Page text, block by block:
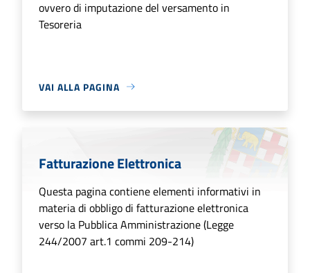
ovvero di imputazione del versamento in
Tesoreria
VAI ALLA PAGINA
Fatturazione Elettronica
Questa pagina contiene elementi informativi in
materia di obbligo di fatturazione elettronica
verso la Pubblica Amministrazione (Legge
244/2007 art.1 commi 209-214)